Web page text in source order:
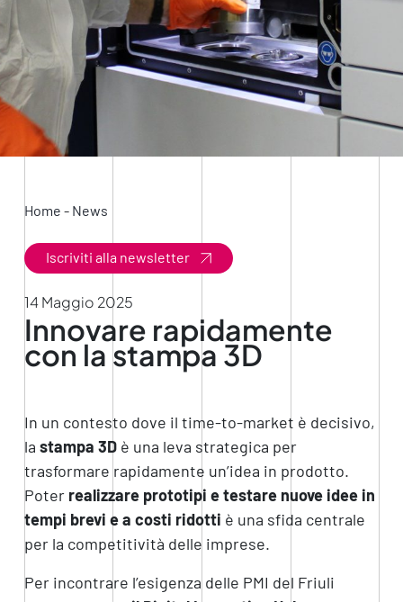
Home - News
Iscriviti alla newsletter
14 Maggio 2025
Innovare rapidamente
con la stampa 3D
In un contesto dove il time-to-market è decisivo,
la stampa 3Dè una leva strategica per
trasformare rapidamente un’idea in prodotto.
Poter realizzare prototipi e testare nuove idee in
tempi brevi e a costi ridotti è una sfida centrale
per la competitività delle imprese.
Per incontrare l’esigenza delle PMI del Friuli